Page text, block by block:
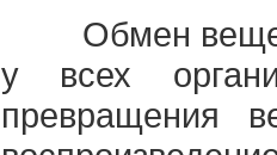
Обмен
у всех
превращения